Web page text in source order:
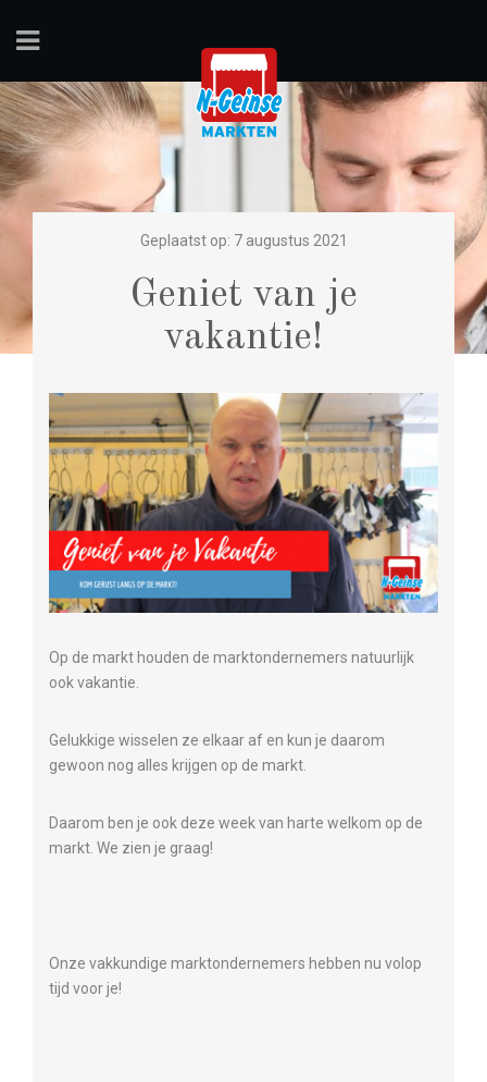
Geplaatst op: 7 augustus 2021
Geniet van je
vakantie!
Op de markt houden de marktondernemers natuurlijk
ook vakantie.
Gelukkige wisselen ze elkaar af en kun je daarom
gewoon nog alles krijgen op de markt.
Daarom ben je ook deze week van harte welkom op de
markt. We zien je graag!
Onze vakkundige marktondernemers hebben nu volop
tijd voor je!